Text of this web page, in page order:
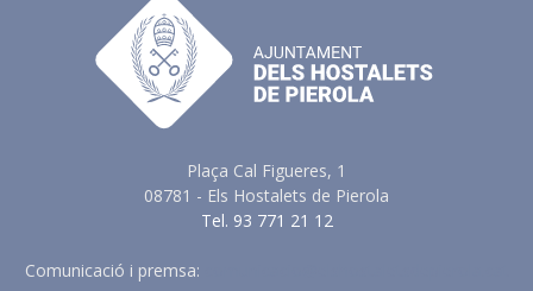
Plaça Cal Figueres, 1
08781 - Els Hostalets de Pierola
Tel. 93 771 21 12
Comunicació i premsa: